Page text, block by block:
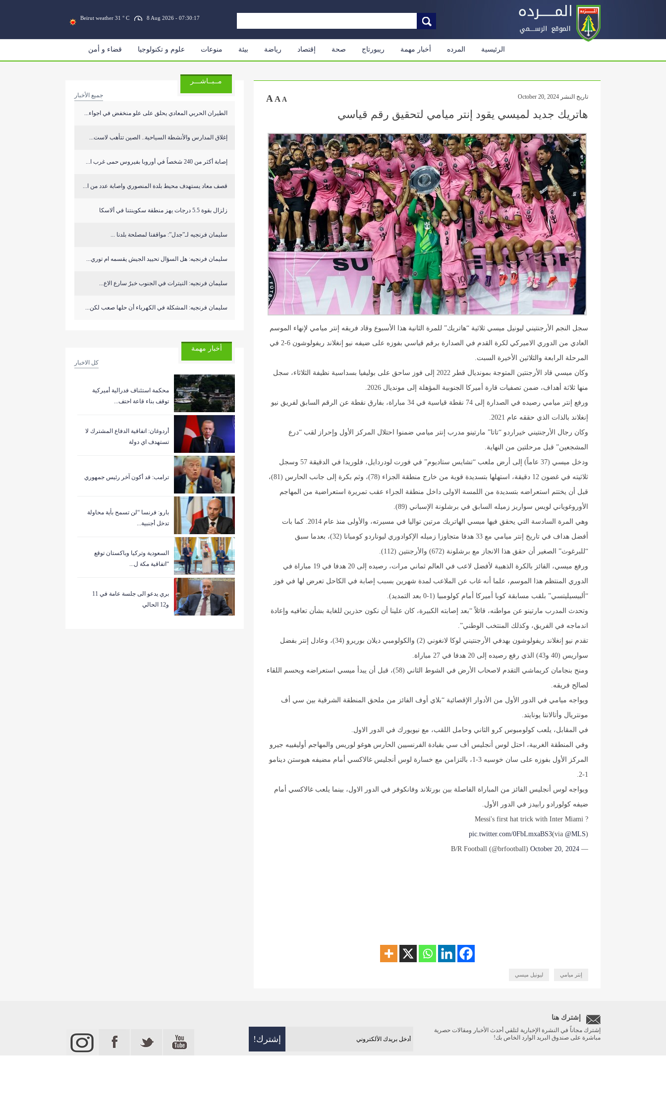
Beirut weather 31 ° C 8 Aug 2026 - 07:30:18
الرئيسية المرده أخبار مهمة ريبورتاج صحة إقتصاد رياضة بيئة منوعات علوم و تكنولوجيا قضاء و أمن
تاريخ النشر October 20, 2024 A A A
هاتريك جديد لميسي يقود إنتر ميامي لتحقيق رقم قياسي
سجل النجم الأرجنتيني ليونيل ميسي ثلاثية “هاتريك” للمرة الثانية هذا الأسبوع وقاد فريقه إنتر ميامي لإنهاء الموسم
العادي من الدوري الاميركي لكرة القدم في الصدارة برقم قياسي بفوزه على ضيفه نيو إنغلاند ريفولوشون 6-2 في
المرحلة الرابعة والثلاثين الأخيرة السبت.
وكان ميسي قاد الأرجنتين المتوجة بمونديال قطر 2022 إلى فوز ساحق على بوليفيا بسداسية نظيفة الثلاثاء، سجل
منها ثلاثة أهداف، ضمن تصفيات قارة أميركا الجنوبية المؤهلة إلى مونديال 2026.
ورفع إنتر ميامي رصيده في الصدارة إلى 74 نقطة قياسية في 34 مباراة، بفارق نقطة عن الرقم السابق لفريق نيو
إنغلاند بالذات الذي حققه عام 2021.
وكان رجال الأرجنتيني خيراردو “تاتا” مارتينو مدرب إنتر ميامي ضمنوا احتلال المركز الأول وإحراز لقب “درع
المشجعين” قبل مرحلتين من النهاية.
ودخل ميسي (37 عاماً) إلى أرض ملعب “تشايس ستاديوم” في فورت لودردايل، فلوريدا في الدقيقة 57 وسجل
ثلاثيته في غضون 12 دقيقة، استهلها بتسديدة قوية من خارج منطقة الجزاء (78)، وثم بكرة إلى جانب الحارس (81)،
قبل أن يختتم استعراضه بتسديدة من اللمسة الاولى داخل منطقة الجزاء عقب تمريرة استعراضية من المهاجم
الأوروغوياني لويس سواريز زميله السابق في برشلونة الإسباني (89).
وهي المرة السادسة التي يحقق فيها ميسي الهاتريك مرتين تواليا في مسيرته، والأولى منذ عام 2014. كما بات
أفضل هداف في تاريخ إنتر ميامي مع 33 هدفا متجاوزا زميله الإكوادوري ليوناردو كومبانا (32)، بعدما سبق
“للبرغوث” الصغير أن حقق هذا الانجاز مع برشلونة (672) والأرجنتين (112).
ورفع ميسي، الفائز بالكرة الذهبية لأفضل لاعب في العالم ثماني مرات، رصيده إلى 20 هدفا في 19 مباراة في
الدوري المنتظم هذا الموسم، علما أنه غاب عن الملاعب لمدة شهرين بسبب إصابة في الكاحل تعرض لها في فوز
“ألبيسيليتسي” بلقب مسابقة كوبا أميركا أمام كولومبيا (1-0 بعد التمديد).
وتحدث المدرب مارتينو عن مواطنه، قائلاً “بعد إصابته الكبيرة، كان علينا أن نكون حذرين للغاية بشأن تعافيه وإعادة
اندماجه في الفريق، وكذلك المنتخب الوطني”.
تقدم نيو إنغلاند ريفولوشون بهدفي الأرجنتيني لوكا لانغوني (2) والكولومبي ديلان بوريرو (34)، وعادل إنتر بفضل
سواريس (40 و43) الذي رفع رصيده إلى 20 هدفا في 27 مباراة.
ومنح بنجامان كريماشي التقدم لاصحاب الأرض في الشوط الثاني (58)، قبل أن يبدأ ميسي استعراضه ويحسم اللقاء
لصالح فريقه.
ويواجه ميامي في الدور الأول من الأدوار الإقصائية “بلاي أوف الفائز من ملحق المنطقة الشرقية بين سي أف
مونتريال وأتالانتا يونايتد.
في المقابل، يلعب كولومبوس كرو الثاني وحامل اللقب، مع نيويورك في الدور الاول.
وفي المنطقة الغربية، احتل لوس أنجليس أف سي بقيادة الفرنسيين الحارس هوغو لوريس والمهاجم أوليفييه جيرو
المركز الأول بفوزه على سان خوسيه 3-1، بالتزامن مع خسارة لوس أنجليس غالاكسي أمام مضيفه هيوستن دينامو
1-2.
ويواجه لوس أنجليس الفائز من المباراة الفاصلة بين بورتلاند وفانكوفر في الدور الاول، بينما يلعب غالاكسي أمام
ضيفه كولورادو رابيدز في الدور الأول.
Messi's first hat trick with Inter Miami ?
(via
@MLS
)
pic.twitter.com/0FbLmxaBS3
— B/R Football (@brfootball)
October 20, 2024
إنتر ميامي ليونيل ميسي
مــبــاشـــر
جميع الأخبار
الطيران الحربي المعادي يحلق على علو منخفض في اجواء...
إغلاق المدارس والأنشطة السياحية.. الصين تتأهب لاست...
إصابة أكثر من 240 شخصاً في أوروبا بفيروس حمى غرب ا...
قصف معاد يستهدف محيط بلدة المنصوري واصابة عدد من ا...
زلزال بقوة 5.5 درجات يهز منطقة سكوينتنا في ألاسكا
سليمان فرنجيه لـ”جدل”: مواقفنا لمصلحة بلدنا ...
سليمان فرنجيه: هل السؤال تحييد الجيش يقسمه ام توري...
سليمان فرنجيه: النيترات في الجنوب خبرٌ سارع الاع...
سليمان فرنجيه: المشكلة في الكهرباء أن حلها صعب لكن...
أخبار مهمة
كل الاخبار
‏محكمة استئناف فدرالية أميركية
توقف بناء قاعة احتف...
أردوغان: اتفاقية الدفاع المشترك لا
تستهدف اي دولة
ترامب: قد أكون آخر رئيس جمهوري
بارو: فرنسا “لن تسمح بأية محاولة
تدخل أجنبية...
السعودية وتركيا وباكستان توقع
“اتفاقية مكة ل...
بري يدعو الى جلسة عامة في 11
و12 الحالي
إشترك هنا
إشترك مجاناً في النشرة الإخبارية لتلقي أحدث الأخبار ومقالات حصرية
مباشرة على صندوق البريد الوارد الخاص بك!